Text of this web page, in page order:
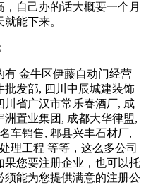
自己办的话大概要一个月
能下来。
金牛区伊藤自动门经营
批发部, 四川中辰城建装饰
川省广汉市常乐春酒厂, 成
置业集团, 成都大华律盟,
车销售, 郫县兴丰石材厂,
理工程 等等，这么多公司
果您要注册企业，也可以托
能为您提供满意的注册公